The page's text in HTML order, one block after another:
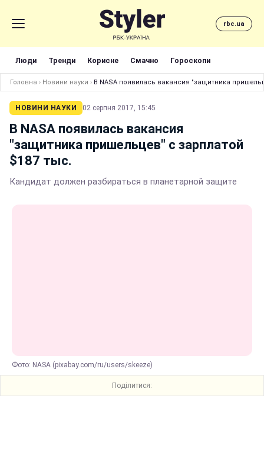
rbc.ua
Люди Тренди Корисне Смачно Гороскопи
Головна › Новини науки › В NASA появилась вакансия "защитника
НОВИНИ НАУКИ 02 серпня 2017, 15:45
В NASA появилась вакансия
"защитника пришельцев" с зарплатой
$187 тыс.
Кандидат должен разбираться в планетарной защите
Фото: NASA (pixabay.com/ru/users/skeeze)
Поділитися: